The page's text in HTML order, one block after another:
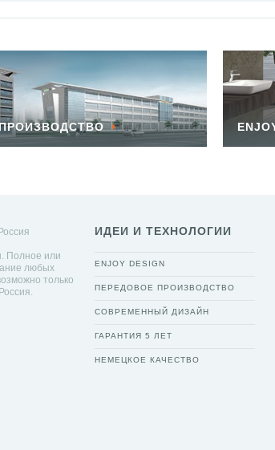
Полное или
любых
только
ИДЕИ И ТЕХНОЛОГИИ
ENJOY DESIGN
ПЕРЕДОВОЕ ПРОИЗВОДСТВО
СОВРЕМЕННЫЙ ДИЗАЙН
ГАРАНТИЯ 5 ЛЕТ
НЕМЕЦКОЕ КАЧЕСТВО